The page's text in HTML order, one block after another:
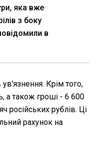
яка вже
з боку
в
Крім того,
а також гроші - 6 600
російських рублів. Ці
рахунок на